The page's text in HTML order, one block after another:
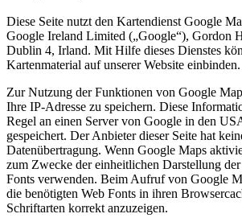
Diese Seite nutzt den Kartendienst Google
Google Ireland Limited („Google“), Gordon
Dublin 4, Irland. Mit Hilfe dieses Dienstes
Kartenmaterial auf unserer Website einbinden.
Zur Nutzung der Funktionen von Google
Ihre IP-Adresse zu speichern. Diese
Regel an einen Server von Google in den
gespeichert. Der Anbieter dieser Seite hat
Datenübertragung. Wenn Google Maps
zum Zwecke der einheitlichen Darstellung
Fonts verwenden. Beim Aufruf von Google
die benötigten Web Fonts in ihren
Schriftarten korrekt anzuzeigen.